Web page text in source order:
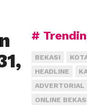
#
BEKASI
HEADLINE
ADVERTORIAL
ONLINE